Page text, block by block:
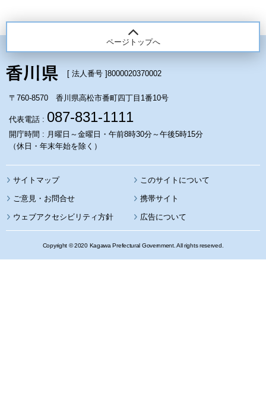
ページトップへ
[ 法人番号 ]8000020370002
〒760-8570 香川県高松市番町四丁目1番10号
代表電話 : 087-831-1111
開庁時間 : 月曜日～金曜日・午前8時30分～午後5時15分
（休日・年末年始を除く）
サイトマップ このサイトについて
携帯サイト
ウェブアクセシビリティ方針 広告について
Copyright © 2020 Kagawa Prefectural Government. All rights reserved.